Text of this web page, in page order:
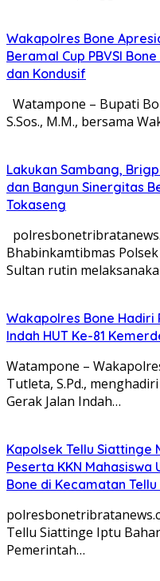
Wakapolres Bone
Beramal Cup PBVSI
dan Kondusif
Watampone – Bupati
S.Sos., M.M., bersama
Lakukan Sambang,
dan Bangun Sinergitas
Tokaseng
Bhabinkamtibmas
Sultan rutin
Wakapolres Bone Hadiri
Indah HUT Ke-81
Watampone –
Tutleta, S.Pd.,
Gerak Jalan Indah…
Kapolsek Tellu Siattinge
Peserta KKN
Bone di Kecamatan
Tellu Siattinge Iptu
Pemerintah…